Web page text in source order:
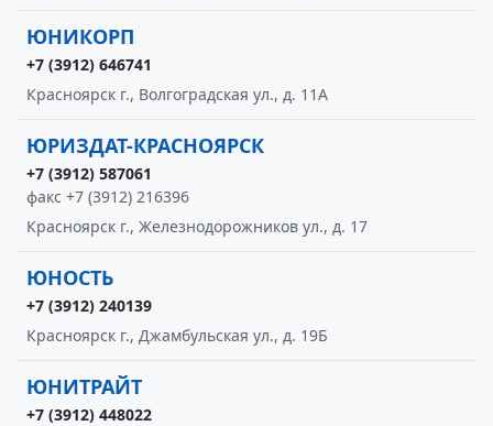
ЮНИКОРП
+7 (3912) 646741
Красноярск г., Волгоградская ул., д. 11А
ЮРИЗДАТ-КРАСНОЯРСК
+7 (3912) 587061
факс +7 (3912) 216396
Красноярск г., Железнодорожников ул., д. 17
ЮНОСТЬ
+7 (3912) 240139
Красноярск г., Джамбульская ул., д. 19Б
ЮНИТРАЙТ
+7 (3912) 448022